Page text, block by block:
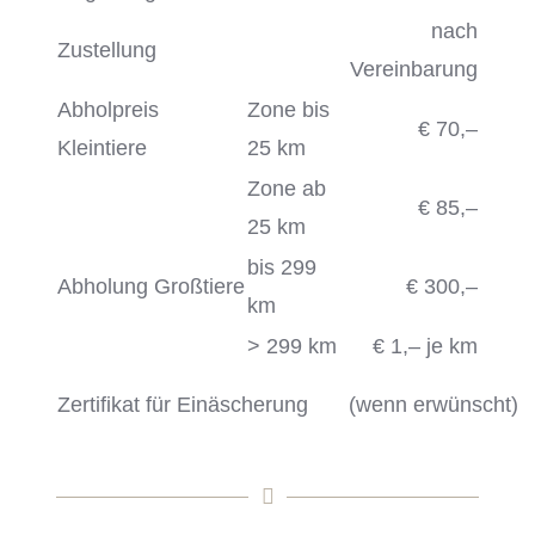
Zustellung
nach
Vereinbarung
Abholpreis
Kleintiere
Zone bis
25 km
€ 70,–
Zone ab
25 km
€ 85,–
Abholung Großtiere
bis 299
km
€ 300,–
> 299 km € 1,– je km
Zertifikat für Einäscherung (wenn erwünscht)